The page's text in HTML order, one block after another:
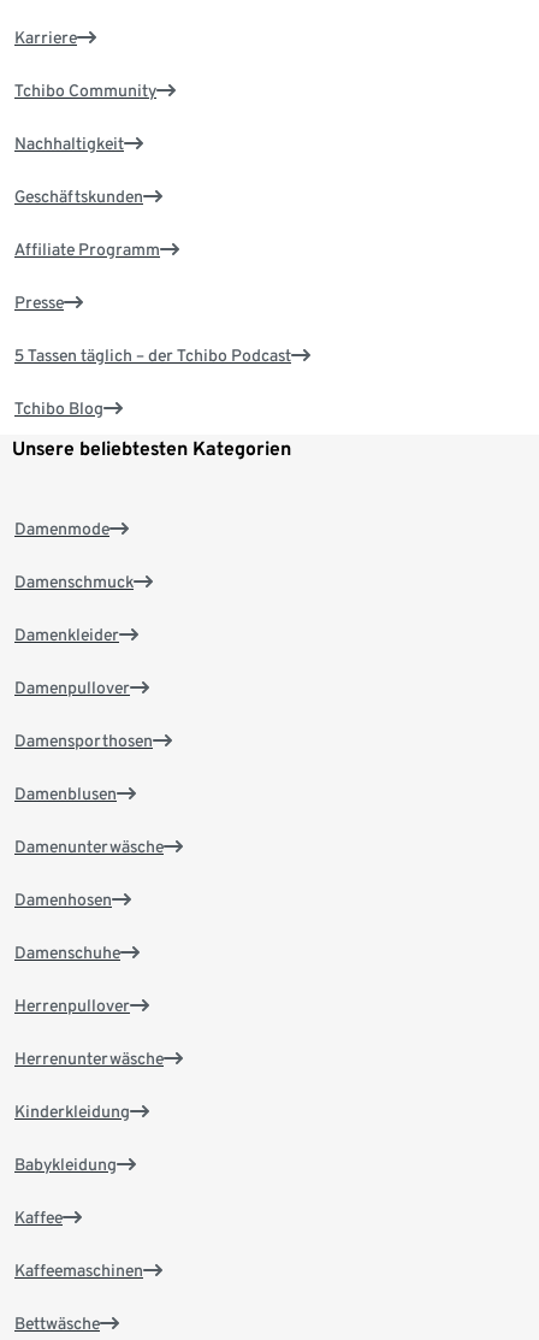
Karriere
Tchibo Community
Nachhaltigkeit
Geschäftskunden
Affiliate Programm
Presse
5 Tassen täglich – der Tchibo Podcast
Tchibo Blog
Unsere beliebtesten Kategorien
Damenmode
Damenschmuck
Damenkleider
Damenpullover
Damensporthosen
Damenblusen
Damenunterwäsche
Damenhosen
Damenschuhe
Herrenpullover
Herrenunterwäsche
Kinderkleidung
Babykleidung
Kaffee
Kaffeemaschinen
Bettwäsche